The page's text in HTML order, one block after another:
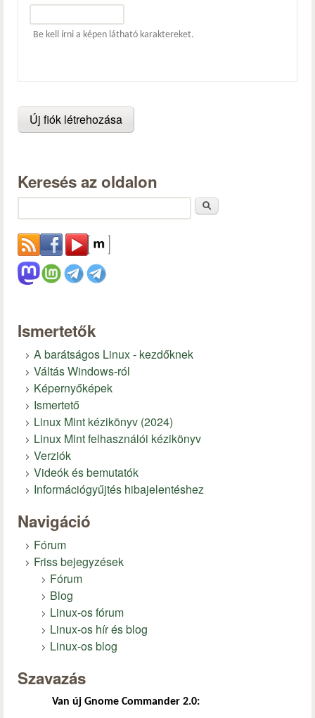
Be kell írni a képen látható karaktereket.
Keresés az oldalon
Ismertetők
A barátságos Linux - kezdőknek
Váltás Windows-ról
Képernyőképek
Ismertető
Linux Mint kézikönyv (2024)
Linux Mint felhasználói kézikönyv
Verziók
Videók és bemutatók
Információgyűjtés hibajelentéshez
Navigáció
Fórum
Friss bejegyzések
Fórum
Blog
Linux-os fórum
Linux-os hír és blog
Linux-os blog
Szavazás
Van új Gnome Commander 2.0: